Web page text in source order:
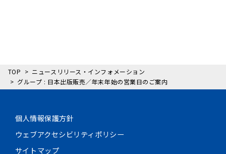
TOP
ニュースリリース・インフォメーション
グループ : 日本出版販売／年末年始の営業日のご案内
個人情報保護方針
ウェブアクセシビリティポリシー
サイトマップ